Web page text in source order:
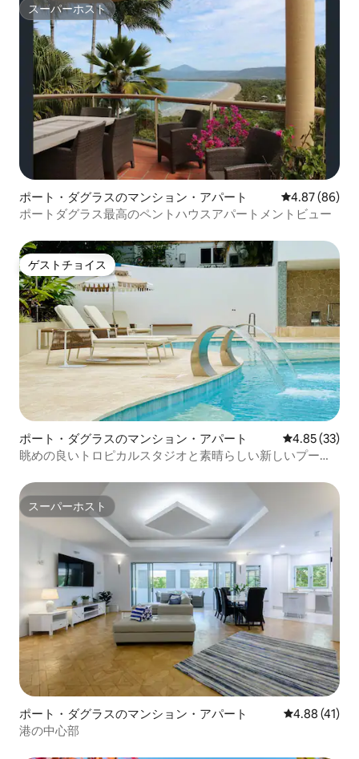
スーパーホスト
スーパーホスト
ポート・ダグラスのマンション・アパート レビュー86
4.87 (86)
ポートダグラス最高のペントハウスアパートメントビュー
ゲストチョイス
ゲストチョイス
ポート・ダグラスのマンション・アパート レビュー33
4.85 (33)
眺めの良いトロピカルスタジオと素晴らしい新しいプール
スーパーホスト
スーパーホスト
ポート・ダグラスのマンション・アパート レビュー41
4.88 (41)
港の中心部